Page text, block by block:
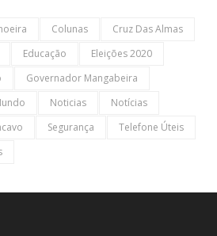
Colunas
Cruz Das Almas
Educação
Eleições 2020
Governador Mangabeira
Noticias
Notícias
Segurança
Telefone Úteis